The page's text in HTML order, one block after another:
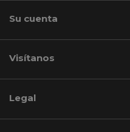
Su cuenta
Visítanos
Legal